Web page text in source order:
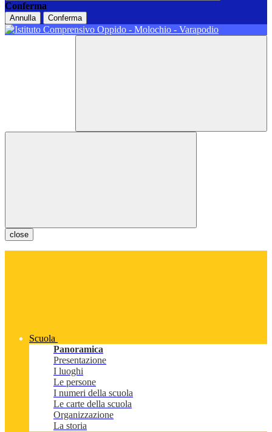
Conferma
Annulla Conferma
close
Scuola
Panoramica
Presentazione
I luoghi
Le persone
I numeri della scuola
Le carte della scuola
Organizzazione
La storia